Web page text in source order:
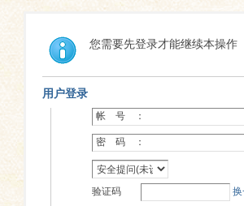
您需要先登录才能继续本操作
用户登录
帐 号 ：
密 码 ：
验证码